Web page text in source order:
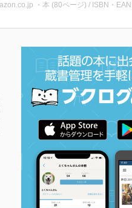
・本 (80ページ) / ISBN・